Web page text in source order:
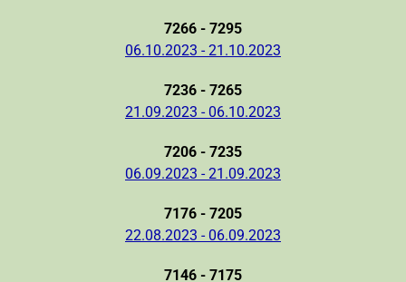
7266 - 7295
06.10.2023 - 21.10.2023
7236 - 7265
21.09.2023 - 06.10.2023
7206 - 7235
06.09.2023 - 21.09.2023
7176 - 7205
22.08.2023 - 06.09.2023
7146 - 7175